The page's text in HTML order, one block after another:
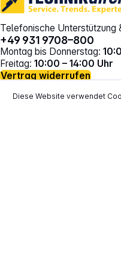
Telefonische Unterstützung
+49 931 9708–800
Montag bis Donnerstag:
Freitag: 10:00 – 14:00 Uhr
Vertrag widerrufen
Diese Website verwendet